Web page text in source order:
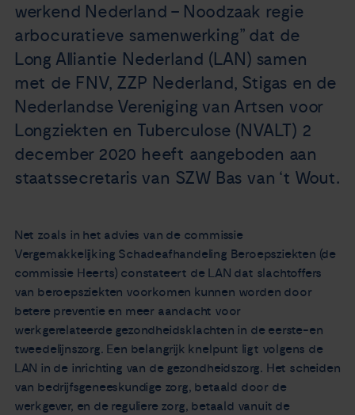
werkend Nederland – Noodzaak regie
arbocuratieve samenwerking” dat de
Long Alliantie Nederland (LAN) samen
met de FNV, ZZP Nederland, Stigas en de
Nederlandse Vereniging van Artsen voor
Longziekten en Tuberculose (NVALT) 2
december 2020 heeft aangeboden aan
staatssecretaris van SZW Bas van ‘t Wout.
Net zoals in het advies van de commissie
Vergemakkelijking Schadeafhandeling Beroepsziekten (de
commissie Heerts) constateert de LAN dat slachtoffers
van beroepsziekten voorkomen kunnen worden door
betere preventie en meer aandacht voor
werkgerelateerde gezondheidsklachten in de eerste-en
tweedelijnszorg. Een belangrijk knelpunt ligt volgens de
LAN in de inrichting van de gezondheidszorg. Het scheiden
van bedrijfsgeneeskundige zorg, betaald door de
werkgever, en de reguliere zorg, betaald vanuit de